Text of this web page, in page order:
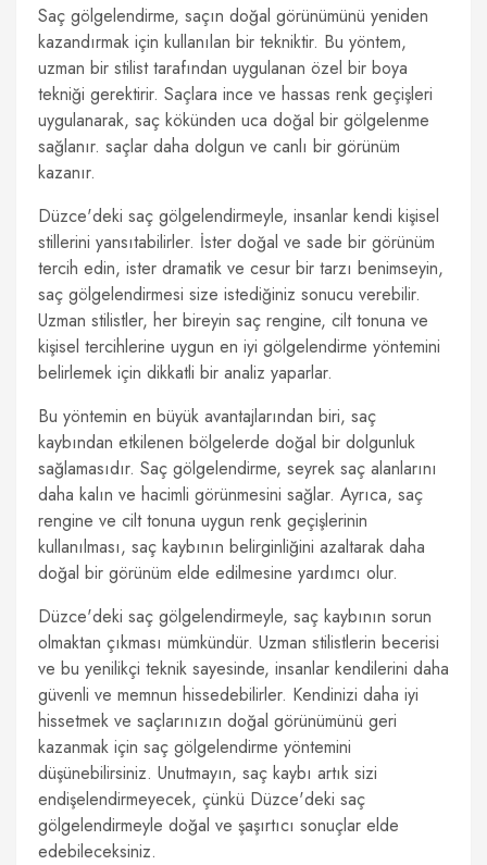
Saç gölgelendirme, saçın doğal görünümünü yeniden
kazandırmak için kullanılan bir tekniktir. Bu yöntem,
uzman bir stilist tarafından uygulanan özel bir boya
tekniği gerektirir. Saçlara ince ve hassas renk geçişleri
uygulanarak, saç kökünden uca doğal bir gölgelenme
sağlanır. saçlar daha dolgun ve canlı bir görünüm
kazanır.
Düzce'deki saç gölgelendirmeyle, insanlar kendi kişisel
stillerini yansıtabilirler. İster doğal ve sade bir görünüm
tercih edin, ister dramatik ve cesur bir tarzı benimseyin,
saç gölgelendirmesi size istediğiniz sonucu verebilir.
Uzman stilistler, her bireyin saç rengine, cilt tonuna ve
kişisel tercihlerine uygun en iyi gölgelendirme yöntemini
belirlemek için dikkatli bir analiz yaparlar.
Bu yöntemin en büyük avantajlarından biri, saç
kaybından etkilenen bölgelerde doğal bir dolgunluk
sağlamasıdır. Saç gölgelendirme, seyrek saç alanlarını
daha kalın ve hacimli görünmesini sağlar. Ayrıca, saç
rengine ve cilt tonuna uygun renk geçişlerinin
kullanılması, saç kaybının belirginliğini azaltarak daha
doğal bir görünüm elde edilmesine yardımcı olur.
Düzce'deki saç gölgelendirmeyle, saç kaybının sorun
olmaktan çıkması mümkündür. Uzman stilistlerin becerisi
ve bu yenilikçi teknik sayesinde, insanlar kendilerini daha
güvenli ve memnun hissedebilirler. Kendinizi daha iyi
hissetmek ve saçlarınızın doğal görünümünü geri
kazanmak için saç gölgelendirme yöntemini
düşünebilirsiniz. Unutmayın, saç kaybı artık sizi
endişelendirmeyecek, çünkü Düzce'deki saç
gölgelendirmeyle doğal ve şaşırtıcı sonuçlar elde
edebileceksiniz.